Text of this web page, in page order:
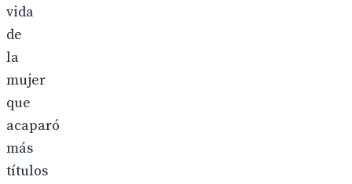
vida
de
la
mujer
que
acaparó
más
títulos